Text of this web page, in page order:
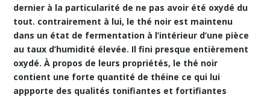
dernier à la particularité de ne pas avoir été oxydé du
tout. contrairement à lui, le thé noir est maintenu
dans un état de fermentation à l’intérieur d’une pièce
au taux d’humidité élevée. Il fini presque entièrement
oxydé. À propos de leurs propriétés, le thé noir
contient une forte quantité de théine ce qui lui
appporte des qualités tonifiantes et fortifiantes